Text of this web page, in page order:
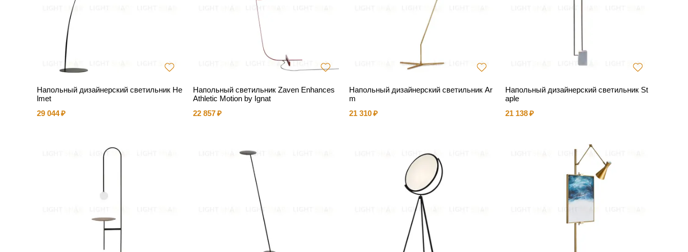
Напольный дизайнерский светильник He
lmet
29 044
Напольный светильник Zaven Enhances
Athletic Motion by Ignat
22 857
Напольный дизайнерский светильник Ar
m
21 310
Напольный дизайнерский светильник St
aple
21 138